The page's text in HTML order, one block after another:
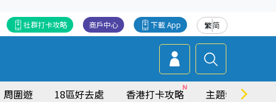
繁简
下載 App
商戶中心
社群打卡攻略
周圍遊 18區好去處 香港打卡攻略 主題特集